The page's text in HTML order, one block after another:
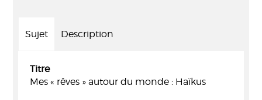
Sujet Description
Titre
Mes « rêves » autour du monde : Haïkus